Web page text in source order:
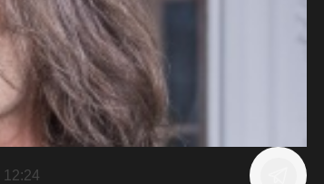
12:24